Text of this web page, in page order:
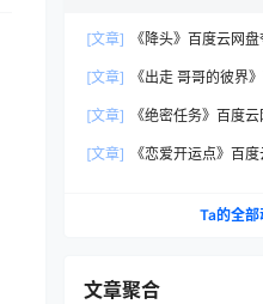
[文章]
《降头》百度云网
[文章]
《出走 哥哥的彼界
[文章]
《绝密任务》百度
[文章]
《恋爱开运点》百
Ta的全部
文章聚合